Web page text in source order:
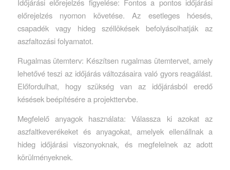
Időjárási előrejelzés figyelése: Fontos a pontos időjárási
előrejelzés nyomon követése. Az esetleges hóesés,
csapadék vagy hideg széllökések befolyásolhatják az
aszfaltozási folyamatot.
Rugalmas ütemterv: Készítsen rugalmas ütemtervet, amely
lehetővé teszi az időjárás változásaira való gyors reagálást.
Előfordulhat, hogy szükség van az időjárásból eredő
késések beépítésére a projekttervbe.
Megfelelő anyagok használata: Válassza ki azokat az
aszfaltkeverékeket és anyagokat, amelyek ellenállnak a
hideg időjárási viszonyoknak, és megfelelnek az adott
körülményeknek.